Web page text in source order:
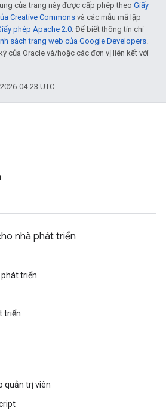
của trang này được cấp phép theo Giấy
Creative Commons và các mẫu mã lập
phép Apache 2.0. Để biết thông tin chi
sách trang web của Google Developers.
của Oracle và/hoặc các đơn vị liên kết với
04-23 UTC.
nhà phát triển
triển
triển
quản trị viên